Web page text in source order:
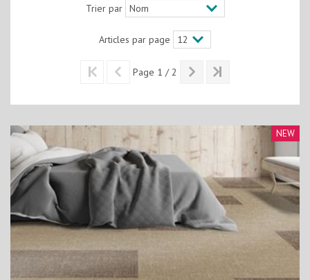
Trier par
Articles par page
Page 1 / 2
NEW